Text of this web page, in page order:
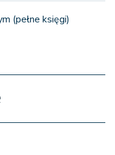
(pełne księgi)